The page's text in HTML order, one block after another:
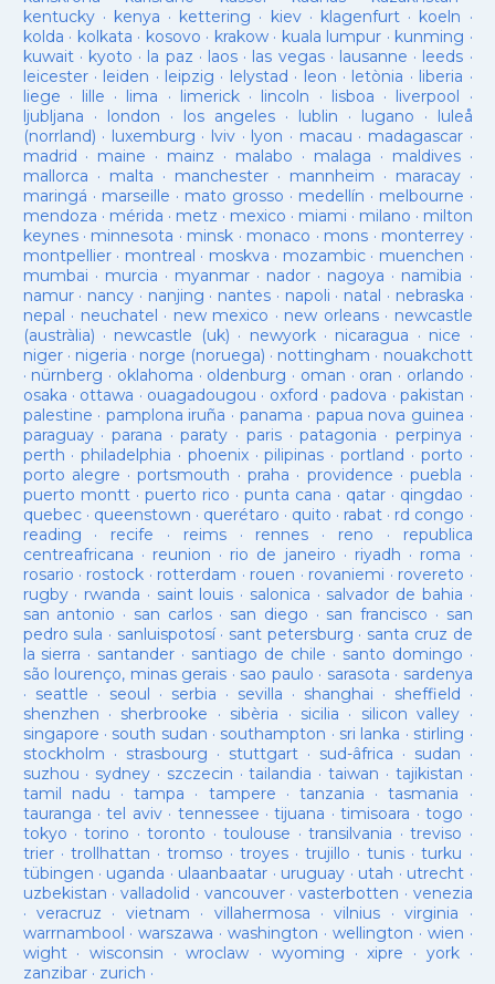
kentucky· kenya · kettering · kiev· klagenfurt · koeln ·
kolda · kolkata · kosovo · krakow· kuala lumpur · kunming ·
kuwait· kyoto · la paz · laos· las vegas· lausanne · leeds ·
leicester· leiden · leipzig · lelystad · leon · letònia · liberia ·
liege · lille · lima · limerick· lincoln · lisboa · liverpool ·
ljubljana · london · los angeles· lublin · lugano · luleå
(norrland) · luxemburg · lviv · lyon · macau · madagascar·
madrid · maine · mainz · malabo · malaga · maldives·
mallorca · malta · manchester· mannheim · maracay·
maringá · marseille · mato grosso · medellín · melbourne ·
mendoza · mérida · metz · mexico · miami · milano · milton
keynes· minnesota · minsk · monaco · mons · monterrey ·
montpellier· montreal · moskva · mozambic· muenchen ·
mumbai · murcia · myanmar· nador · nagoya · namibia ·
namur· nancy · nanjing · nantes · napoli · natal · nebraska ·
nepal · neuchatel · new mexico · new orleans· newcastle
(austràlia) · newcastle (uk) · newyork· nicaragua · nice ·
niger· nigeria · norge (noruega) · nottingham · nouakchott
· nürnberg · oklahoma · oldenburg · oman · oran · orlando ·
osaka · ottawa · ouagadougou · oxford ·padova ·pakistan ·
palestine · pamplona iruña · panama · papua nova guinea ·
paraguay· parana ·paraty · paris·patagonia · perpinya ·
perth ·philadelphia · phoenix·pilipinas ·portland · porto ·
porto alegre ·portsmouth ·praha · providence ·puebla ·
puerto montt· puerto rico ·punta cana · qatar · qingdao ·
quebec· queenstown · querétaro · quito · rabat · rd congo ·
reading · recife · reims· rennes · reno · republica
centreafricana · reunion · rio de janeiro · riyadh · roma ·
rosario · rostock · rotterdam · rouen · rovaniemi · rovereto ·
rugby· rwanda · saint louis · salonica · salvador de bahia ·
san antonio · san carlos· san diego · san francisco · san
pedro sula · sanluispotosí· sant petersburg · santa cruz de
la sierra · santander · santiago de chile · santo domingo ·
são lourenço, minas gerais · sao paulo · sarasota · sardenya
· seattle · seoul · serbia · sevilla · shanghai · sheffield ·
shenzhen · sherbrooke · sibèria · sicilia · silicon valley ·
singapore · south sudan · southampton · sri lanka · stirling ·
stockholm · strasbourg · stuttgart· sud-âfrica · sudan ·
suzhou · sydney · szczecin ·tailandia ·taiwan · tajikistan ·
tamil nadu ·tampa · tampere · tanzania ·tasmania ·
tauranga ·tel aviv· tennessee ·tijuana ·timisoara ·togo ·
tokyo ·torino ·toronto ·toulouse ·transilvania ·treviso ·
trier· trollhattan · tromso · troyes·trujillo ·tunis ·turku ·
tübingen · uganda · ulaanbaatar · uruguay · utah · utrecht ·
uzbekistan · valladolid · vancouver· vasterbotten · venezia
· veracruz · vietnam · villahermosa ·vilnius ·virginia ·
warrnambool ·warszawa ·washington · wellington · wien ·
wight· wisconsin ·wroclaw · wyoming ·xipre · york·
zanzibar· zurich ·